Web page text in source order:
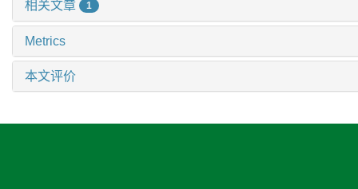
相关文章 1
Metrics
本文评价